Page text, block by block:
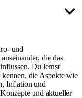
und
die das
Du lernst
die Aspekte wie
Inflation und
und aktueller